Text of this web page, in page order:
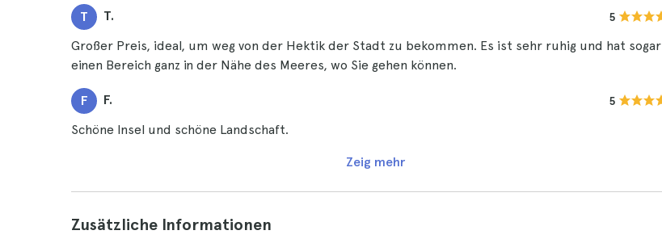
T T. 5
Großer Preis, ideal, um weg von der Hektik der Stadt zu bekommen. Es ist sehr ruhig und hat sogar
einen Bereich ganz in der Nähe des Meeres, wo Sie gehen können.
F F. 5
Schöne Insel und schöne Landschaft.
Zeig mehr
Zusätzliche Informationen